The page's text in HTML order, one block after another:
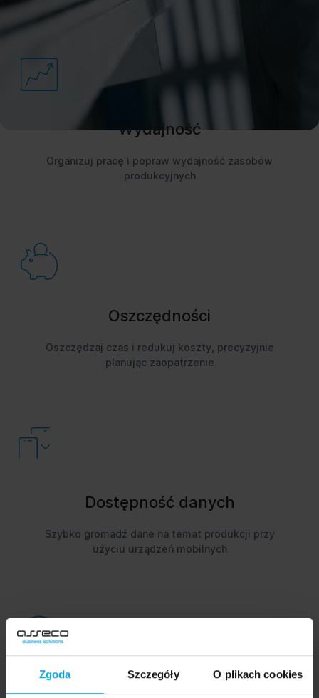
Zgoda Szczegóły O plikach cookies
Wydajność
Organizuj pracę i popraw wydajność zasobów
produkcyjnych
Oszczędności
Oszczędzaj czas i redukuj koszty, precyzyjnie
planując zaopatrzenie
Dostępność danych
Szybko gromadź dane na temat produkcji przy
użyciu urządzeń mobilnych
Automatyzacja